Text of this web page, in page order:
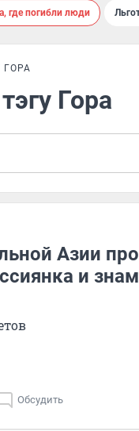
где погибли люди
ГОРА
Гора
Азии
и
Обсудить